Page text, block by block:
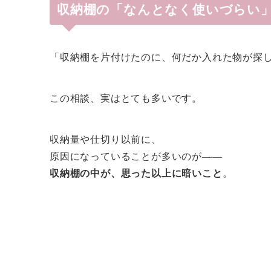
収納棚の「なんとなく使いづらい
「収納棚を片付けたのに、何だか入れた物が探
この相談、実はとても多いです。
収納量や仕切り以前に、
原因になっていることが多いのが――
収納棚の中が、思った以上に暗いこと 。